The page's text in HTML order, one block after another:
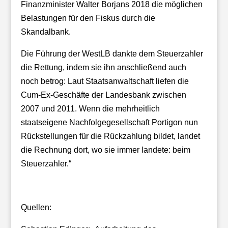
Finanzminister Walter Borjans 2018 die möglichen
Belastungen für den Fiskus durch die
Skandalbank.
Die Führung der WestLB dankte dem Steuerzahler
die Rettung, indem sie ihn anschließend auch
noch betrog: Laut Staatsanwaltschaft liefen die
Cum-Ex-Geschäfte der Landesbank zwischen
2007 und 2011. Wenn die mehrheitlich
staatseigene Nachfolgegesellschaft Portigon nun
Rückstellungen für die Rückzahlung bildet, landet
die Rechnung dort, wo sie immer landete: beim
Steuerzahler.“
Quellen: